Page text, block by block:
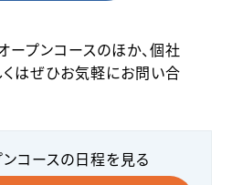
プンコースのほか、個社
はぜひお気軽にお問い合
コースの日程を見る